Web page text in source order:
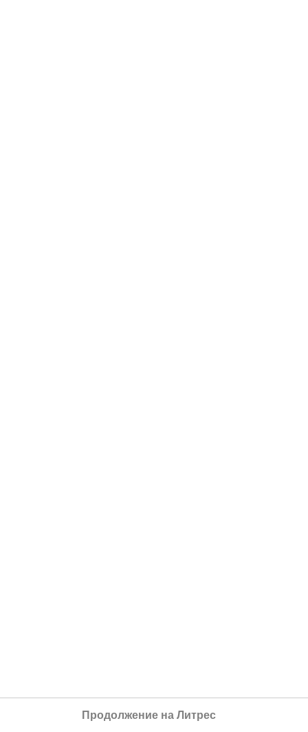
Продолжение на Литрес